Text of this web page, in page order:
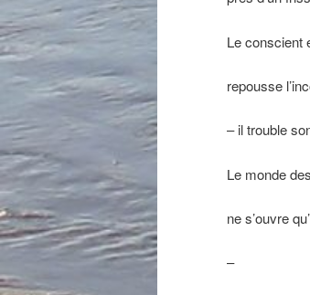
Le conscient
repousse
– il trouble
Le monde
ne s’ouvre
–